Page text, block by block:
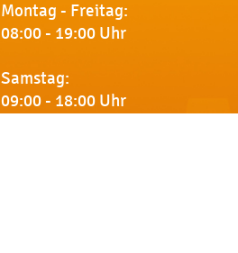
Montag - Freitag:
08:00 - 19:00 Uhr
Samstag:
09:00 - 18:00 Uhr